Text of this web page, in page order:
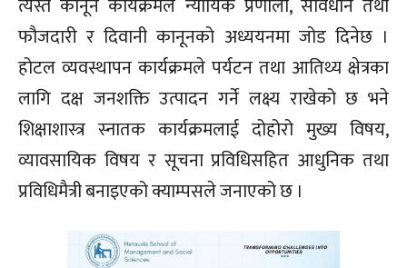
त्यस्तै कानून कार्यक्रमले न्यायिक प्रणाली, संविधान तथा
फौजदारी र दिवानी कानूनको अध्ययनमा जोड दिनेछ ।
होटल व्यवस्थापन कार्यक्रमले पर्यटन तथा आतिथ्य क्षेत्रका
लागि दक्ष जनशक्ति उत्पादन गर्ने लक्ष्य राखेको छ भने
शिक्षाशास्त्र स्नातक कार्यक्रमलाई दोहोरो मुख्य विषय,
व्यावसायिक विषय र सूचना प्रविधिसहित आधुनिक तथा
प्रविधिमैत्री बनाइएको क्याम्पसले जनाएको छ ।